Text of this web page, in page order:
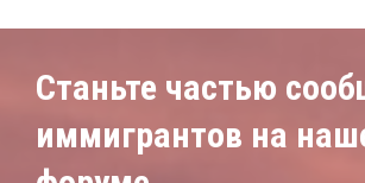
Станьте частью
иммигрантов на